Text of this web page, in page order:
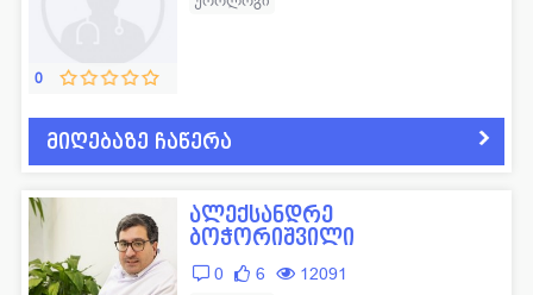
0
მიღებაზე ჩაწერა
ალექსანდრე
ბოჭორიშვილი
0 6 12091